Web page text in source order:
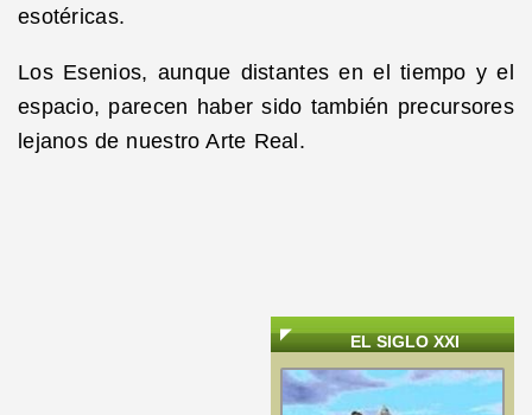
esotéricas.
Los Esenios, aunque distantes en el tiempo y el
espacio, parecen haber sido también precursores
lejanos de nuestro Arte Real.
EL SIGLO XXI